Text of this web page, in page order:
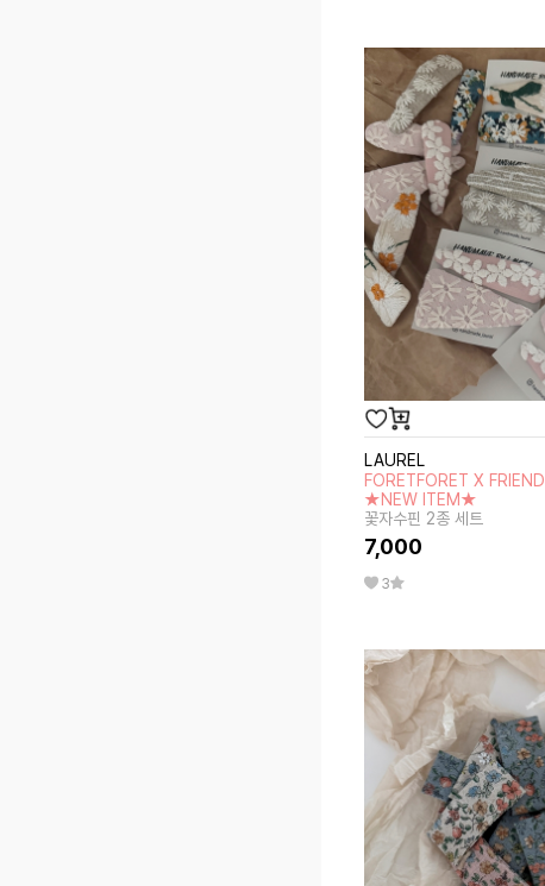
LAUREL
FORETFORET X FRIEND
★NEW ITEM★
꽃자수핀 2종 세트
7,000
3